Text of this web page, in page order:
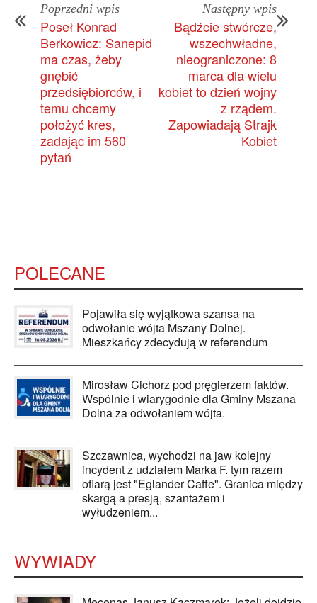
Poprzedni wpis
Poseł Konrad
Berkowicz: Sanepid
ma czas, żeby
gnębić
przedsiębiorców, i
temu chcemy
położyć kres,
zadając im 560
pytań
Następny wpis
Bądźcie stwórcze,
wszechwładne,
nieograniczone: 8
marca dla wielu
kobiet to dzień wojny
z rządem.
Zapowiadają Strajk
Kobiet
POLECANE
Pojawiła się wyjątkowa szansa na
odwołanie wójta Mszany Dolnej.
Mieszkańcy zdecydują w referendum
Mirosław Cichorz pod pręgierzem faktów.
Wspólnie i wiarygodnie dla Gminy Mszana
Dolna za odwołaniem wójta.
Szczawnica, wychodzi na jaw kolejny
incydent z udziałem Marka F. tym razem
ofiarą jest "Eglander Caffe". Granica między
skargą a presją, szantażem i
wyłudzeniem...
WYWIADY